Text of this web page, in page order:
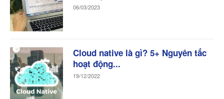
06/03/2023
Cloud native là gì? 5+ Nguyên tắc
hoạt động...
19/12/2022